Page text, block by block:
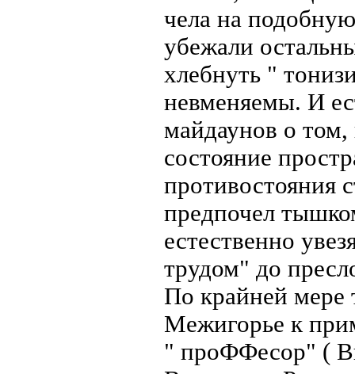
чела на
убежали
хлебнуть "
невменяемы. И
майдаунов о том,
состояние
противостояния
предпочел
естественно
трудом" до
По крайней мере
Межигорье к
" проФФесор" (